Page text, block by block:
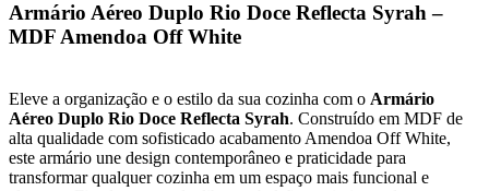
Armário Aéreo Duplo Rio Doce Reflecta Syrah –
MDF Amendoa Off White
Eleve a organização e o estilo da sua cozinha com o Armário
Aéreo Duplo Rio Doce Reflecta Syrah. Construído em MDF de
alta qualidade com sofisticado acabamento Amendoa Off White,
este armário une design contemporâneo e praticidade para
transformar qualquer cozinha em um espaço mais funcional e